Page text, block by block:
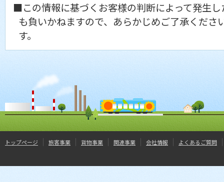
■この情報に基づくお客様の判断によって発生
も負いかねますので、あらかじめご了承くださ
す。
トップページ 旅客事業 貨物事業 関連事業 会社情報 よくあるご質問